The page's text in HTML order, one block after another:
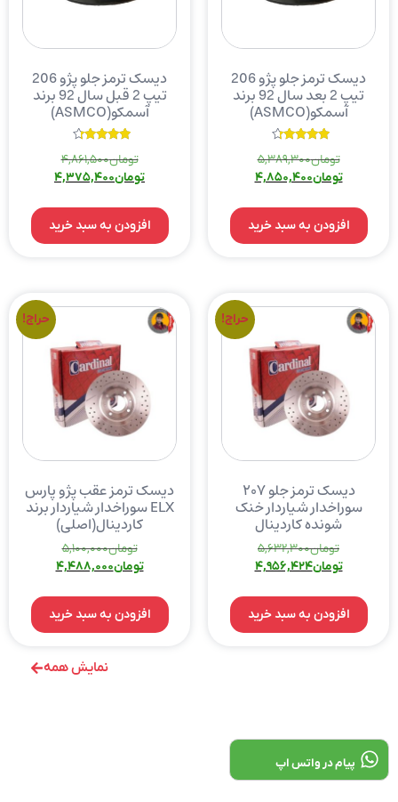
نمایش همه
دیسک ترمز جلو پژو 206
تیپ 2 بعد سال 92 برند
آسمکو(ASMCO)
4.00تومان5,389,300
تومان4,850,400
افزودن به سبد خرید
دیسک ترمز جلو پژو 206
تیپ 2 قبل سال 92 برند
آسمکو(ASMCO)
4.00
از 5
تومان4,861,500
تومان4,375,400
افزودن به سبد خرید
حراج!
دیسک ترمز جلو ۲۰۷
سوراخدار شیاردار خنک
شونده کاردینال
تومان5,632,300
تومان4,956,424
افزودن به سبد خرید
حراج!
دیسک ترمز عقب پژو پارس
ELX سوراخدار شیاردار برند
کاردینال(اصلی)
تومان5,100,000
تومان4,488,000
افزودن به سبد خرید
پیام در واتس اپ